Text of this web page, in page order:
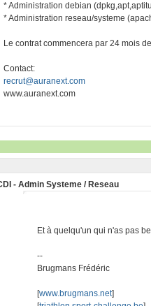
* Administration debian
* Administration reseau/systeme
Le contrat commencera par 24 mois
Contact:
recrut@auranext.com
www.auranext.com
- Admin Systeme / Reseau
Et à quelqu'un qui n'as pas
--
Brugmans Frédéric
[www.brugmans.net]